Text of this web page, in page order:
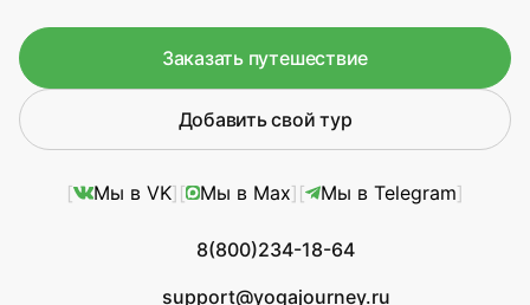
Заказать путешествие
Добавить свой тур
Мы в VK Мы в Max Мы в Telegram
8(800)234-18-64
support@yogajourney.ru